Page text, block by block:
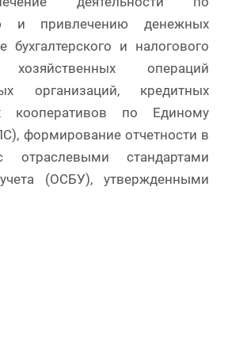
и привлечению денежных
бухгалтерского и налогового
операций
организаций, кредитных
кооперативов по Единому
формирование отчетности в
отраслевыми стандартами
учета (ОСБУ), утвержденными